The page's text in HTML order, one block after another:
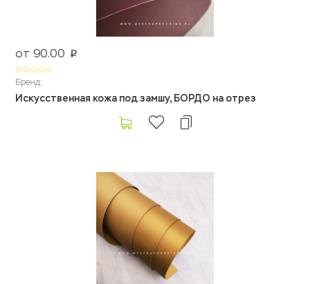
от 90.00 p
Бренд:
Искусственная кожа под замшу, БОРДО на отрез